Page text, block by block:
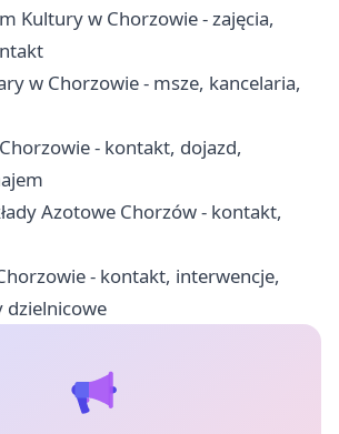
Kultury w Chorzowie - zajęcia,
w Chorzowie - msze, kancelaria,
- kontakt, dojazd,
Azotowe Chorzów - kontakt,
- kontakt, interwencje,
dzielnicowe